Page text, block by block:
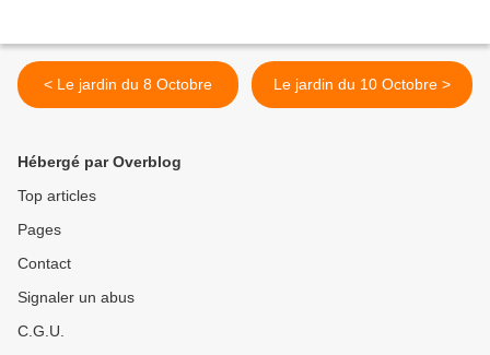
< Le jardin du 8 Octobre Le jardin du 10 Octobre >
Hébergé par Overblog
Top articles
Pages
Contact
Signaler un abus
C.G.U.